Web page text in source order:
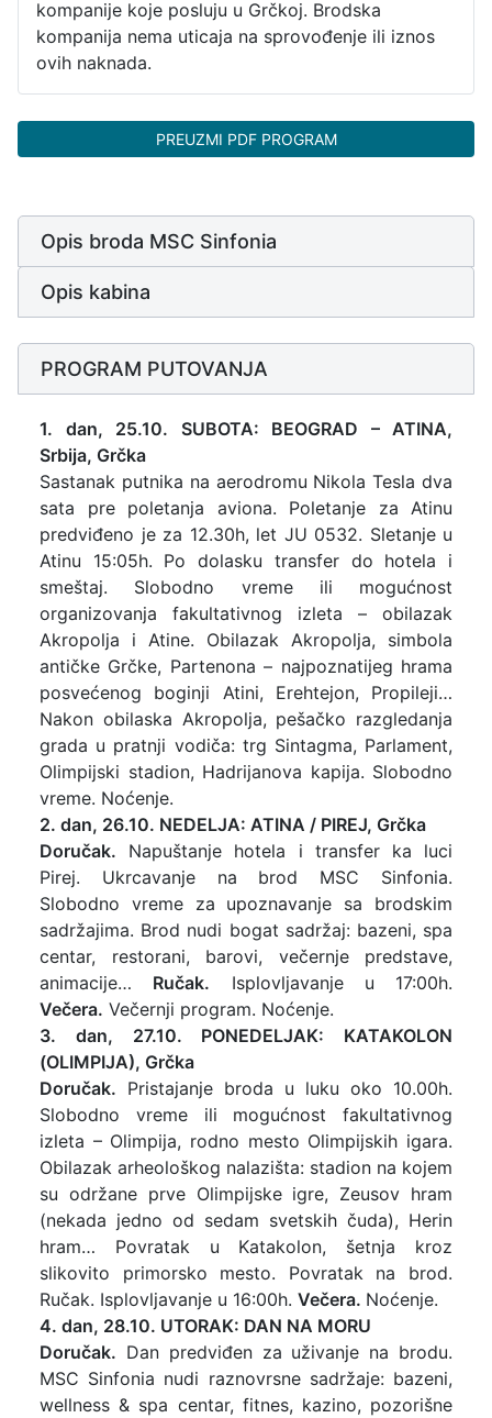
kompanije koje posluju u Grčkoj. Brodska
kompanija nema uticaja na sprovođenje ili iznos
ovih naknada.
PREUZMI PDF PROGRAM
Opis broda MSC Sinfonia
Opis kabina
PROGRAM PUTOVANJA
1. dan, 25.10. SUBOTA: BEOGRAD – ATINA,
Srbija, Grčka
Sastanak putnika na aerodromu Nikola Tesla dva
sata pre poletanja aviona. Poletanje za Atinu
predviđeno je za 12.30h, let JU 0532. Sletanje u
Atinu 15:05h. Po dolasku transfer do hotela i
smeštaj. Slobodno vreme ili mogućnost
organizovanja fakultativnog izleta – obilazak
Akropolja i Atine. Obilazak Akropolja, simbola
antičke Grčke, Partenona – najpoznatijeg hrama
posvećenog boginji Atini, Erehtejon, Propileji…
Nakon obilaska Akropolja, pešačko razgledanja
grada u pratnji vodiča: trg Sintagma, Parlament,
Olimpijski stadion, Hadrijanova kapija. Slobodno
vreme. Noćenje.
2. dan, 26.10. NEDELJA: ATINA / PIREJ, Grčka
Doručak. Napuštanje hotela i transfer ka luci
Pirej. Ukrcavanje na brod MSC Sinfonia.
Slobodno vreme za upoznavanje sa brodskim
sadržajima. Brod nudi bogat sadržaj: bazeni, spa
centar, restorani, barovi, večernje predstave,
animacije… Ručak. Isplovljavanje u 17:00h.
Večera. Večernji program. Noćenje.
3. dan, 27.10. PONEDELJAK: KATAKOLON
(OLIMPIJA), Grčka
Doručak. Pristajanje broda u luku oko 10.00h.
Slobodno vreme ili mogućnost fakultativnog
izleta – Olimpija, rodno mesto Olimpijskih igara.
Obilazak arheološkog nalazišta: stadion na kojem
su održane prve Olimpijske igre, Zeusov hram
(nekada jedno od sedam svetskih čuda), Herin
hram… Povratak u Katakolon, šetnja kroz
slikovito primorsko mesto. Povratak na brod.
Ručak. Isplovljavanje u 16:00h. Večera. Noćenje.
4. dan, 28.10. UTORAK: DAN NA MORU
Doručak. Dan predviđen za uživanje na brodu.
MSC Sinfonia nudi raznovrsne sadržaje: bazeni,
wellness & spa centar, fitnes, kazino, pozorišne